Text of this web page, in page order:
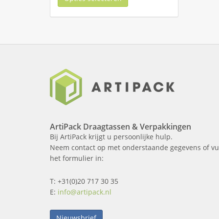
ArtiPack Draagtassen & Verpakkingen
Bij ArtiPack krijgt u persoonlijke hulp.
Neem contact op met onderstaande gegevens of
het formulier in:
T: +31(0)20 717 30 35
E: info@artipack.nl